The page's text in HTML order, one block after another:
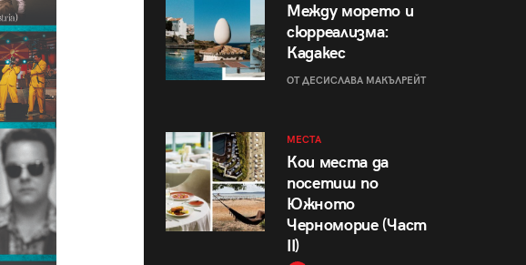
Между морето и
сюрреализма:
Кадакес
ОТ ДЕСИСЛАВА МАКЪЛРЕЙТ
МЕСТА
Кои места да
посетиш по
Южното
Черноморие (Част
II)